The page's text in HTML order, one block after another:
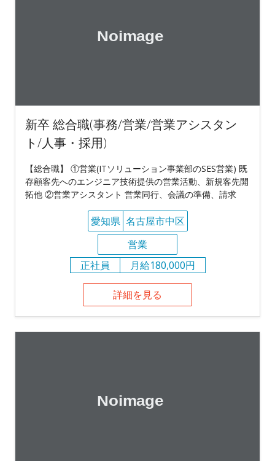
新卒 総合職(事務/営業/営業アシスタン
ト/人事・採用)
【総合職】 ①営業(ITソリューション事業部のSES営業) 既
存顧客先へのエンジニア技術提供の営業活動、新規客先開
拓他 ②営業アシスタント 営業同行、会議の準備、請求
愛知県 名古屋市中区
営業
正社員
月給180,000円
詳細を見る